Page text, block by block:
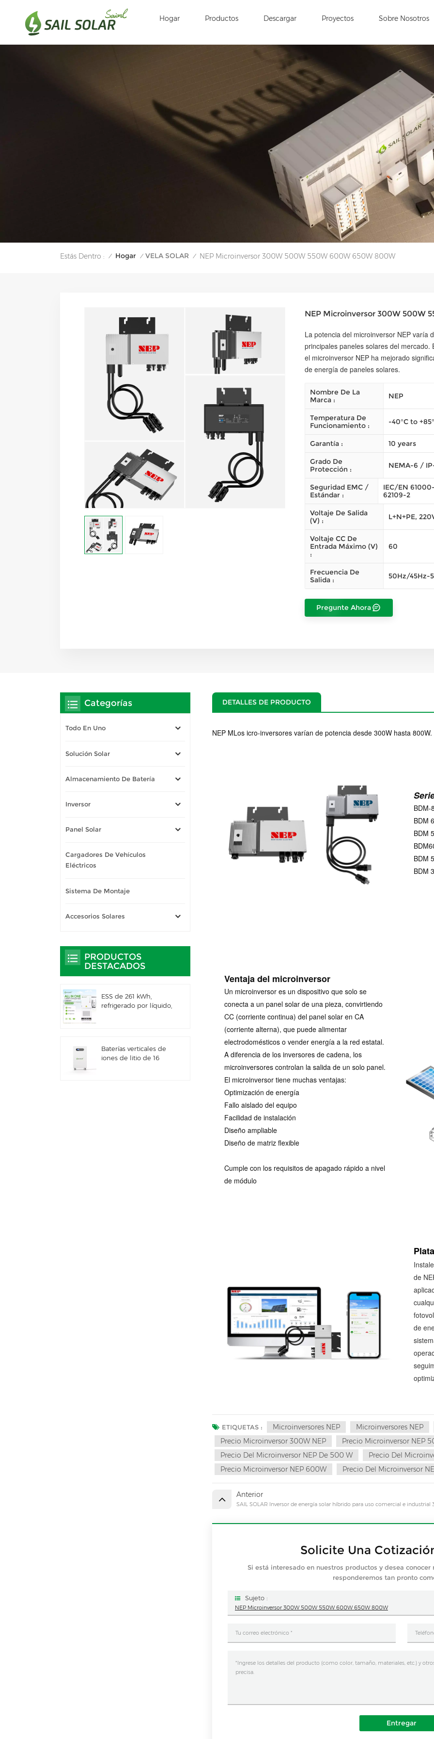
Hogar Productos Descargar Proyectos Sobre Nosotros
Estás Dentro : / Hogar / VELA SOLAR / NEP Microinversor 300W 500W 550W 600W 650W 800W
NEP Microinversor 300W 500W
La potencia del microinversor NEP varía
principales paneles solares del mercado.
el microinversor NEP ha mejorado
de energía de paneles solares.
Nombre De La
Marca :
NEP
Temperatura De
Funcionamiento :
-40°C to
Garantía : 10 years
Grado De
Protección :
NEMA-6 /
Seguridad EMC /
Estándar :
IEC/EN
62109-2
Voltaje De Salida
(V) :
L+N+PE,
Voltaje CC De
Entrada Máximo (V)
:
60
Frecuencia De
Salida :
50Hz/45Hz-
Pregunte Ahora
DETALLES DE PRODUCTO
NEP MLos icro-inversores varían de potencia desde 300W hasta 800W.
BDM-
BDM
BDM
BDM
BDM
Ventaja del microinversor
Un microinversor es un dispositivo que solo se
conecta a un panel solar de una pieza, convirtiendo
CC (corriente continua) del panel solar en CA
(corriente alterna), que puede alimentar
electrodomésticos o vender energía a la red estatal.
A diferencia de los inversores de cadena, los
microinversores controlan la salida de un solo panel.
El microinversor tiene muchas ventajas:
Optimización de energía
Fallo aislado del equipo
Facilidad de instalación
Diseño ampliable
Diseño de matriz flexible
Cumple con los requisitos de apagado rápido a nivel
de módulo
de
de
ETIQUETAS : Microinversores NEP
Microinversores NEP
Precio Microinversor 300W NEP
Precio Microinversor NEP
Precio Del Microinversor NEP De 500 W
Precio Del
Precio Microinversor NEP 600W
Precio Del Microinversor
Anterior
SAIL SOLAR Inversor de energía solar híbrido para uso comercial e industrial
Solicite Una
Si está interesado en nuestros productos y desea
responderemos tan pronto
Sujeto :
NEP Microinversor 300W 500W 550W 600W 650W 800W
Entregar
Categorías
Todo En Uno
Solución Solar
Almacenamiento De Batería
Inversor
Panel Solar
Cargadores De Vehículos
Eléctricos
Sistema De Montaje
Accesorios Solares
PRODUCTOS
DESTACADOS
ESS de 261 kWh,
refrigerado por líquido,
Baterías verticales de
iones de litio de 16